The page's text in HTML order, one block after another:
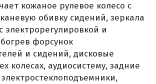
кожаное рулевое колесо с
обивку сидений, зеркала
электрорегулировкой и
форсунок
и сидений, дисковые
колесах, аудиосистему, задние